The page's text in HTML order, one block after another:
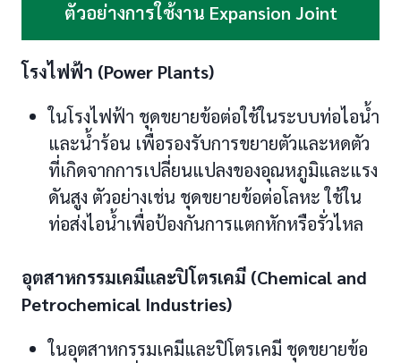
ตัวอย่างการใช้งาน Expansion Joint
โรงไฟฟ้า (Power Plants)
ในโรงไฟฟ้า ชุดขยายข้อต่อใช้ในระบบท่อไอน้ำ
และน้ำร้อน เพื่อรองรับการขยายตัวและหดตัว
ที่เกิดจากการเปลี่ยนแปลงของอุณหภูมิและแรง
ดันสูง ตัวอย่างเช่น ชุดขยายข้อต่อโลหะ ใช้ใน
ท่อส่งไอน้ำเพื่อป้องกันการแตกหักหรือรั่วไหล
อุตสาหกรรมเคมีและปิโตรเคมี (Chemical and
Petrochemical Industries)
ในอุตสาหกรรมเคมีและปิโตรเคมี ชุดขยายข้อ